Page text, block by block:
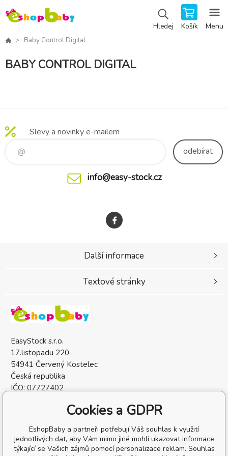
Hledej Košík Menu
Baby Control Digital
BABY CONTROL DIGITAL
Slevy a novinky e-mailem
odebírat
info@easy-stock.cz
EasyStock s.r.o.
17.listopadu 220
54941 Červený Kostelec
Česká republika
IČO: 07727402
Další informace
Textové stránky
Cookies a GDPR
EshopBaby a partneři potřebují Váš souhlas k využití
jednotlivých dat, aby Vám mimo jiné mohli ukazovat informace
týkající se Vašich zájmů pomocí personalizace reklam. Souhlas